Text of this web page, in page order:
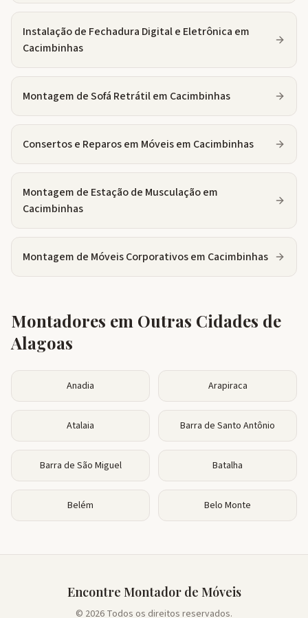
Instalação de Fechadura Digital e Eletrônica em
Cacimbinhas
Montagem de Sofá Retrátilem Cacimbinhas
Consertos e Reparos em Móveisem Cacimbinhas
Montagem de Estação de Musculaçãoem
Cacimbinhas
Montagem de Móveis Corporativosem Cacimbinhas
Montadores em Outras Cidades de
Alagoas
Anadia Arapiraca
Atalaia Barra de Santo Antônio
Barra de São Miguel Batalha
Belém Belo Monte
Encontre Montador de Móveis
© 2026 Todos os direitos reservados.